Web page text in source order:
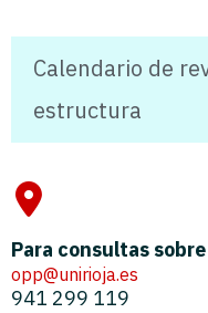
Calendario de
estructura
Para consultas
opp@unirioja.es
941 299 119